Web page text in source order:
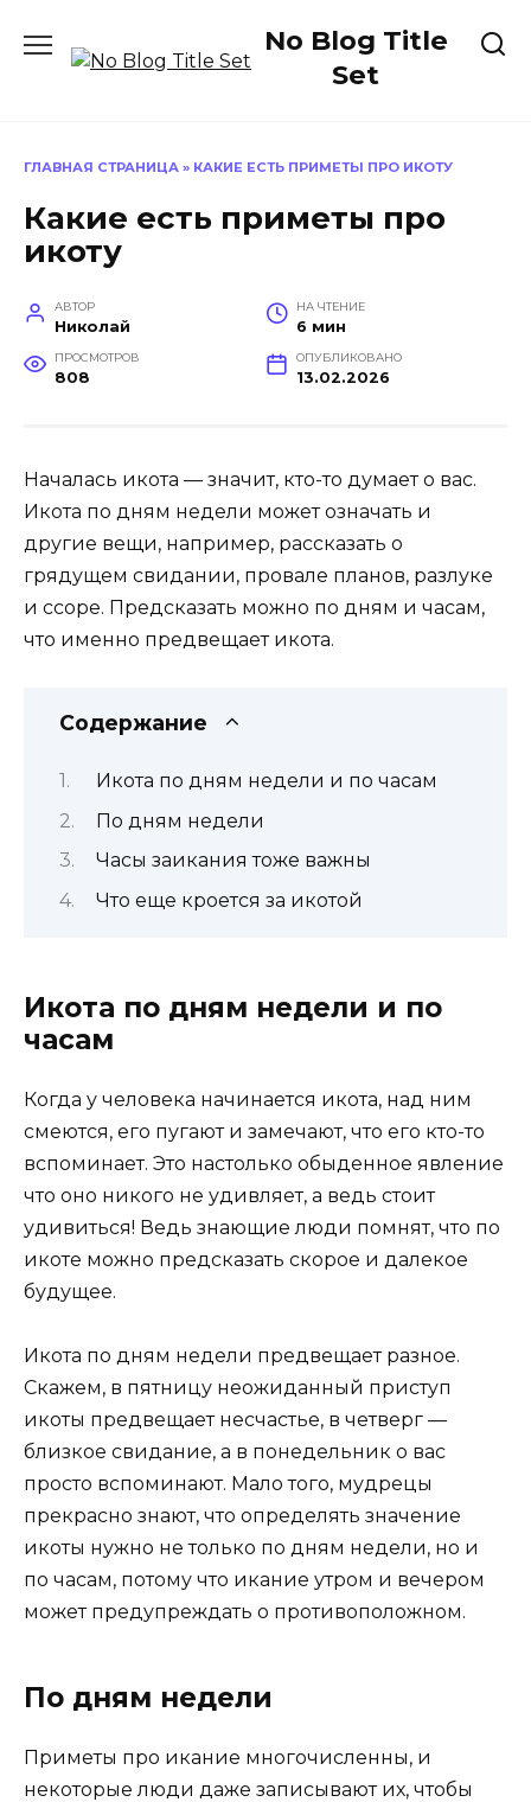
содержанию
No Blog Title
Set
ГЛАВНАЯ СТРАНИЦА » КАКИЕ ЕСТЬ ПРИМЕТЫ ПРО ИКОТУ
Какие есть приметы про
икоту
АВТОР
Николай
НА ЧТЕНИЕ
6 мин
ПРОСМОТРОВ
808
ОПУБЛИКОВАНО
13.02.2026
Началась икота — значит, кто-то думает о вас.
Икота по дням недели может означать и
другие вещи, например, рассказать о
грядущем свидании, провале планов, разлуке
и ссоре. Предсказать можно по дням и часам,
что именно предвещает икота.
Содержание
Икота по дням недели и по часам
По дням недели
Часы заикания тоже важны
Что еще кроется за икотой
Икота по дням недели и по
часам
Когда у человека начинается икота, над ним
смеются, его пугают и замечают, что его кто-то
вспоминает. Это настолько обыденное явление
что оно никого не удивляет, а ведь стоит
удивиться! Ведь знающие люди помнят, что по
икоте можно предсказать скорое и далекое
будущее.
Икота по дням недели предвещает разное.
Скажем, в пятницу неожиданный приступ
икоты предвещает несчастье, в четверг —
близкое свидание, а в понедельник о вас
просто вспоминают. Мало того, мудрецы
прекрасно знают, что определять значение
икоты нужно не только по дням недели, но и
по часам, потому что икание утром и вечером
может предупреждать о противоположном.
По дням недели
Приметы про икание многочисленны, и
некоторые люди даже записывают их, чтобы